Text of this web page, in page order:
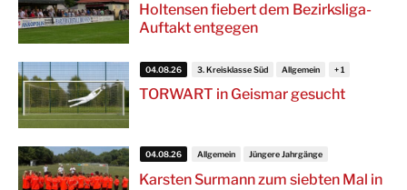
Holtensen fiebert dem Bezirksliga-
Auftakt entgegen
TORWART in Geismar gesucht
04.08.26 3. Kreisklasse Süd Allgemein
Karsten Surmann zum siebten Mal in
04.08.26 Allgemein Jüngere Jahrgänge